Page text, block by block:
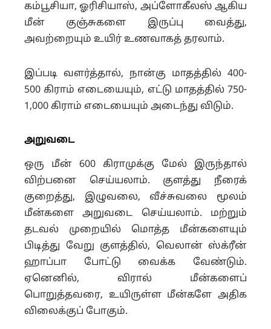
கம்பூசியா, ஓரிசியாஸ், அப்ளோகீலஸ் ஆகிய
மீன் குஞ்சுகளை இருப்பு வைத்து,
அவற்றையும் உயிர் உணவாகத் தரலாம்.
இப்படி வளர்த்தால், நான்கு மாதத்தில் 400-
500 கிராம் எடையையும், எட்டு மாதத்தில் 750-
1,000 கிராம் எடையையும் அடைந்து விடும்.
அறுவடை
ஒரு மீன் 600 கிராமுக்கு மேல் இருந்தால்
விற்பனை செய்யலாம். குளத்து நீரைக்
குறைத்து, இழுவலை, வீச்சுவலை மூலம்
மீன்களை அறுவடை செய்யலாம். மற்றும்
தடவல் முறையில் மொத்த மீன்களையும்
பிடித்து வேறு குளத்தில், வெலான் ஸ்க்ரீன்
ஹாப்பா போட்டு வைக்க வேண்டும்.
ஏனெனில், விரால் மீன்களைப்
பொறுத்தவரை, உயிருள்ள மீன்களே அதிக
விலைக்குப் போகும்.